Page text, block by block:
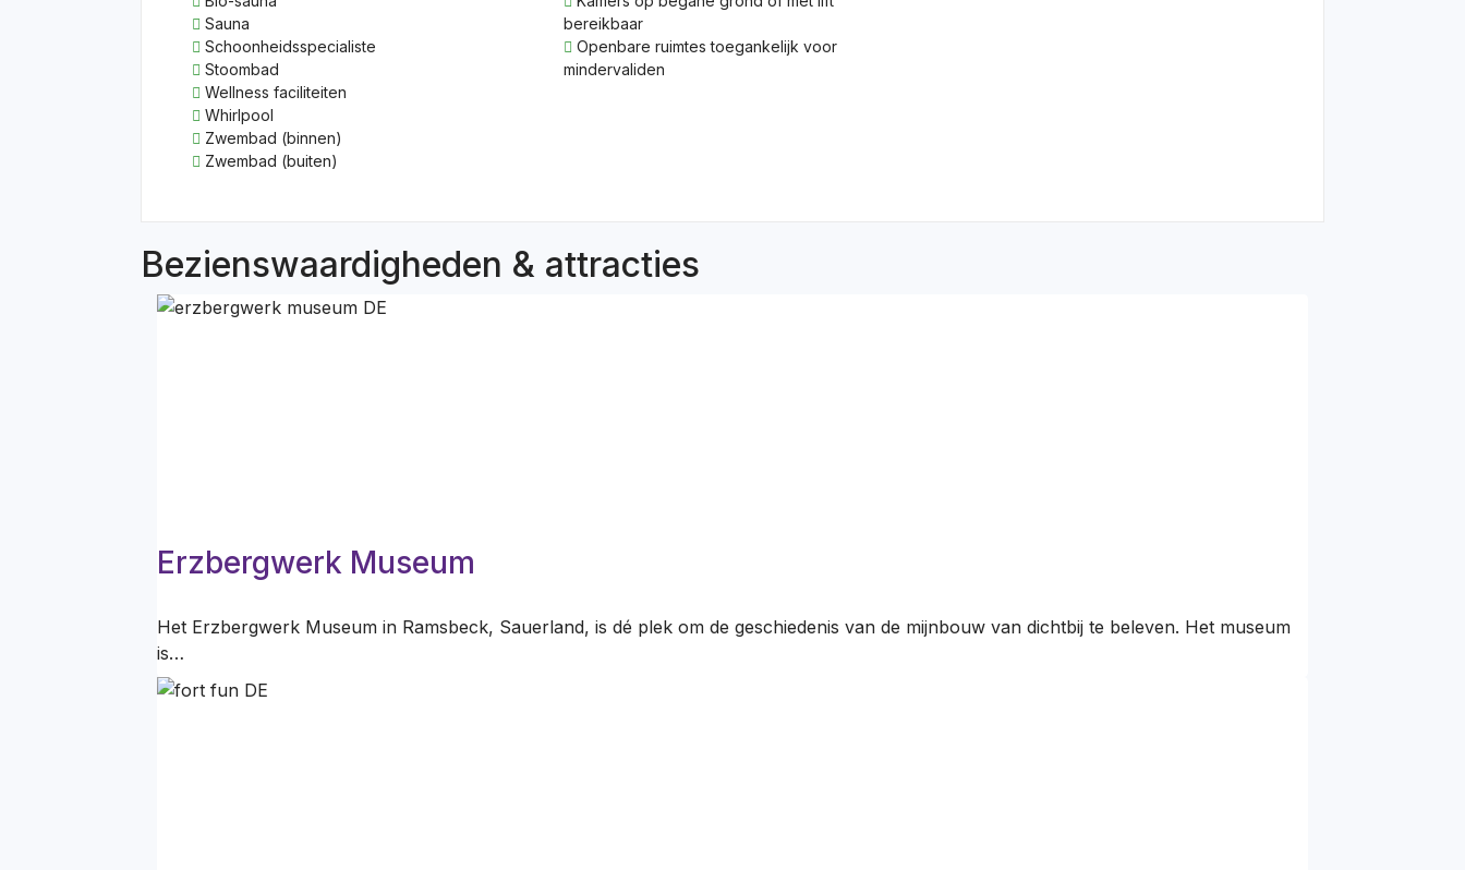
Sauna
Schoonheidsspecialiste
Stoombad
Wellness faciliteiten
Whirlpool
Zwembad (binnen)
Zwembad (buiten)
bereikbaar
Openbare ruimtes toegankelijk voor
mindervaliden
Bezienswaardigheden & attracties
Erzbergwerk Museum
Het Erzbergwerk Museum in Ramsbeck, Sauerland, is dé plek om de geschiedenis van de mijnbouw van dichtbij te beleven. Het museum
is…